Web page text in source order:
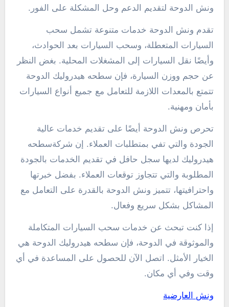
ونش الدوحة لتقديم الدعم وحل المشكلة على الفور.
تقدم ونش الدوحة خدمات متنوعة تشمل سحب
السيارات المتعطلة، وسحب السيارات بعد الحوادث،
وأيضًا نقل السيارات إلى المشغلات المحلية. بغض النظر
عن حجم ووزن السيارة، فإن سطحه هيدروليك الدوحة
تتمتع بالمعدات اللازمة للتعامل مع جميع أنواع السيارات
بأمان ومهنية.
تحرص ونش الدوحة أيضًا على تقديم خدمات عالية
الجودة والتي تفي بمتطلبات العملاء. إن شركةسطحه
هيدروليك لديها سجل حافل في تقديم الخدمات بالجودة
المطلوبة والتي تتجاوز توقعات العملاء. بفضل خبرتها
واحترافيتها، تتميز ونش الدوحة بالقدرة على التعامل مع
المشاكل بشكل سريع وفعال.
إذا كنت تبحث عن خدمات سحب السيارات المتكاملة
والموثوقة في الدوحة، فإن سطحه هيدروليك الدوحة هي
الخيار الأمثل. اتصل الآن للحصول على المساعدة في أي
وقت وفي أي مكان.
ونش العارضية